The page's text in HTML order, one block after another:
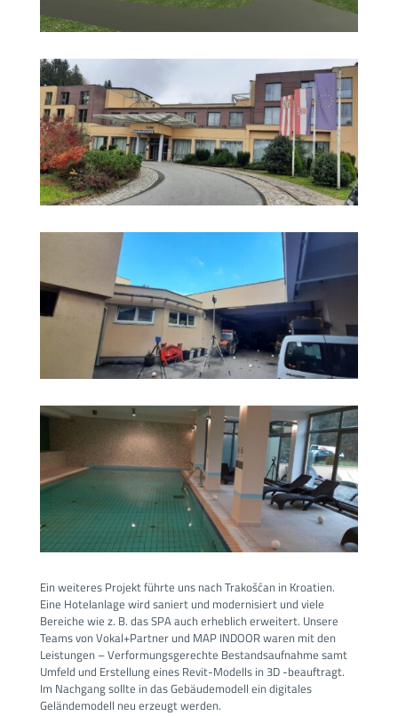
Ein weiteres Projekt führte uns nach Trakošćan in Kroatien.
Eine Hotelanlage wird saniert und modernisiert und viele
Bereiche wie z. B. das SPA auch erheblich erweitert. Unsere
Teams von Vokal+Partner und MAP INDOOR waren mit den
Leistungen – Verformungsgerechte Bestandsaufnahme samt
Umfeld und Erstellung eines Revit-Modells in 3D -beauftragt.
Im Nachgang sollte in das Gebäudemodell ein digitales
Geländemodell neu erzeugt werden.